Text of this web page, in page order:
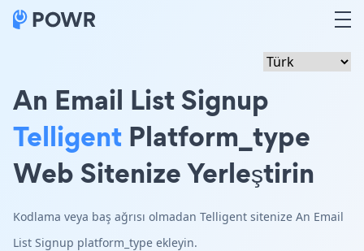
An Email List Signup
Telligent Platform_type
Web Sitenize Yerleştirin
Kodlama veya baş ağrısı olmadan Telligent sitenize An Email
List Signup platform_type ekleyin.